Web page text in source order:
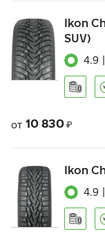
Ikon
SUV)
4.9
от 10 830 ₽
Ikon
4.9